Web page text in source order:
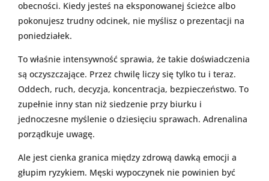
obecności. Kiedy jesteś na eksponowanej ścieżce albo
pokonujesz trudny odcinek, nie myślisz o prezentacji na
poniedziałek.
To właśnie intensywność sprawia, że takie doświadczenia
są oczyszczające. Przez chwilę liczy się tylko tu i teraz.
Oddech, ruch, decyzja, koncentracja, bezpieczeństwo. To
zupełnie inny stan niż siedzenie przy biurku i
jednoczesne myślenie o dziesięciu sprawach. Adrenalina
porządkuje uwagę.
Ale jest cienka granica między zdrową dawką emocji a
głupim ryzykiem. Męski wypoczynek nie powinien być